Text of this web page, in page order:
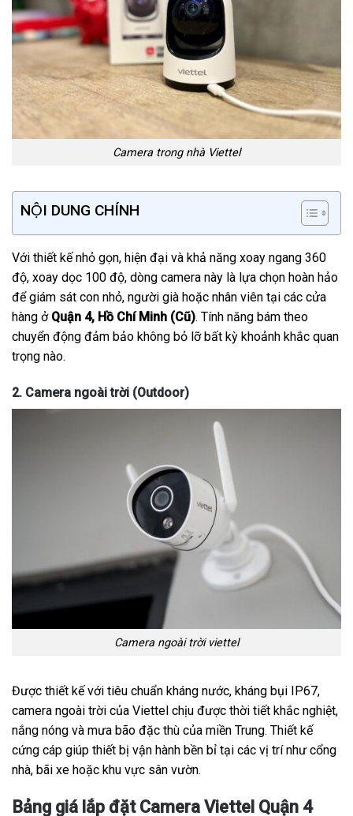
Camera trong nhà Viettel
NỘI DUNG CHÍNH
Với thiết kế nhỏ gọn, hiện đại và khả năng xoay ngang 360
độ, xoay dọc 100 độ, dòng camera này là lựa chọn hoàn hảo
để giám sát con nhỏ, người già hoặc nhân viên tại các cửa
hàng ở Quận 4, Hồ Chí Minh (Cũ). Tính năng bám theo
chuyển động đảm bảo không bỏ lỡ bất kỳ khoảnh khắc quan
trọng nào.
2. Camera ngoài trời (Outdoor)
Camera ngoài trời viettel
Được thiết kế với tiêu chuẩn kháng nước, kháng bụi IP67,
camera ngoài trời của Viettel chịu được thời tiết khắc nghiệt,
nắng nóng và mưa bão đặc thù của miền Trung. Thiết kế
cứng cáp giúp thiết bị vận hành bền bỉ tại các vị trí như cổng
nhà, bãi xe hoặc khu vực sân vườn.
Bảng giá lắp đặt Camera Viettel Quận 4